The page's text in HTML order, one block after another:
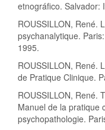
etnográfico. Salvador:
ROUSSILLON, René.
psychanalytique.
1995.
ROUSSILLON, René.
de Pratique Clinique.
ROUSSILLON, René.
Manuel de la pratique
psychopathologie.